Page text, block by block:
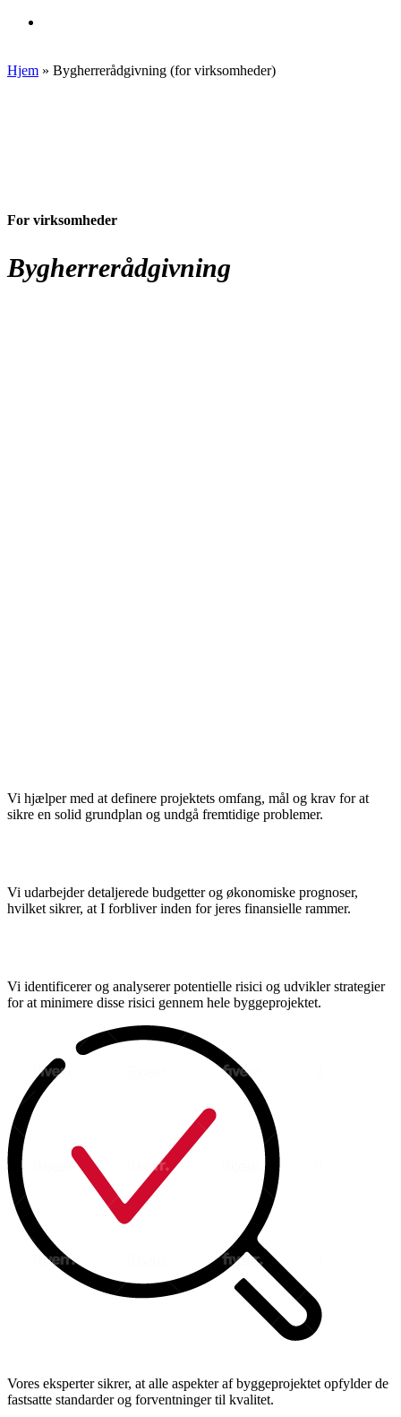
Hjem » Bygherrerådgivning (for virksomheder)
For virksomheder
Bygherrerådgivning
Vi hjælper med at definere projektets omfang, mål og krav for at
sikre en solid grundplan og undgå fremtidige problemer.
Vi udarbejder detaljerede budgetter og økonomiske prognoser,
hvilket sikrer, at I forbliver inden for jeres finansielle rammer.
Vi identificerer og analyserer potentielle risici og udvikler strategier
for at minimere disse risici gennem hele byggeprojektet.
Vores eksperter sikrer, at alle aspekter af byggeprojektet opfylder de
fastsatte standarder og forventninger til kvalitet.